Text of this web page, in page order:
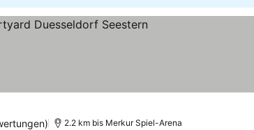
2.2 km bis Merkur Spiel-Arena